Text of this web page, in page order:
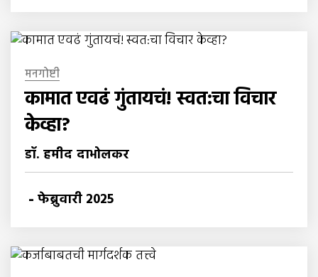
मनगोष्टी
कामात एवढं गुंतायचं! स्वत:चा विचार
केव्हा?
डॉ. हमीद दाभोलकर
- फेब्रुवारी 2025